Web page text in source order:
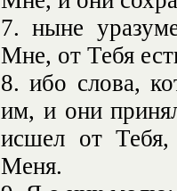
7. ныне
Мне, от Тебя
8. ибо слова,
им, и они
исшел от
Меня.